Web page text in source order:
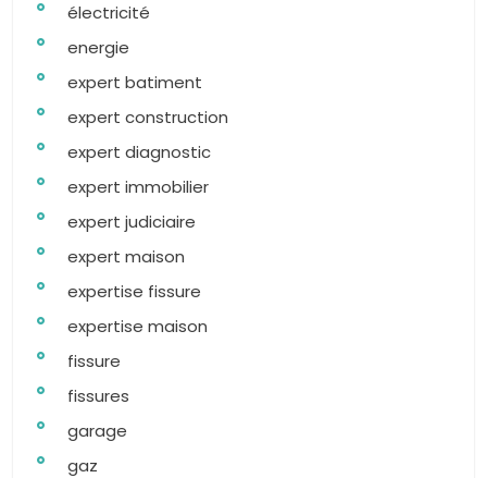
électricité
energie
expert batiment
expert construction
expert diagnostic
expert immobilier
expert judiciaire
expert maison
expertise fissure
expertise maison
fissure
fissures
garage
gaz